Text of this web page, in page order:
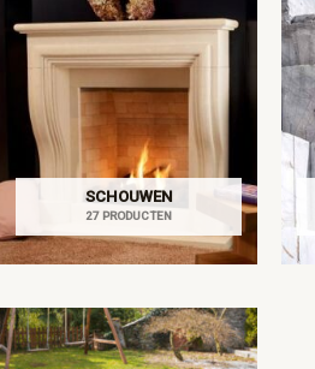
SCHOUWEN
27 PRODUCTEN